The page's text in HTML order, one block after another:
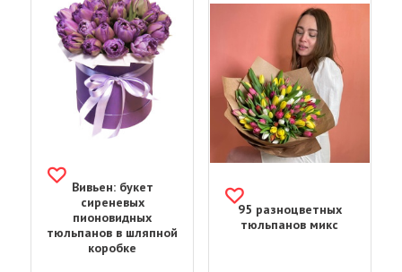
Вивьен: букет
сиреневых
пионовидных
тюльпанов в шляпной
коробке
95 разноцветных
тюльпанов микс